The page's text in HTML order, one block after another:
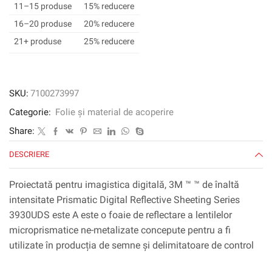
înaltă
intensitate
pentru
UDS,
1220
mm
x
45,7
m,
1
roll/carcasă
11–15 produse
15% reducere
16–20 produse
20% reducere
21+ produse
25% reducere
SKU: 7100273997
Categorie: Folie și material de acoperire
Share:
DESCRIERE
Proiectată pentru imagistica digitală, 3M ™ ™ de înaltă
intensitate Prismatic Digital Reflective Sheeting Series
3930UDS este A este o foaie de reflectare a lentilelor
microprismatice ne-metalizate concepute pentru a fi
utilizate în producția de semne și delimitatoare de control